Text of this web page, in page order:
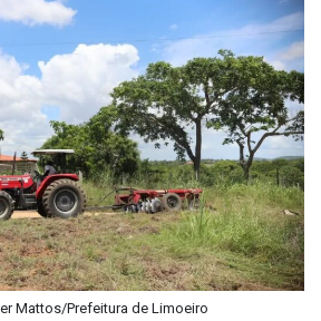
Mattos/Prefeitura de Limoeiro